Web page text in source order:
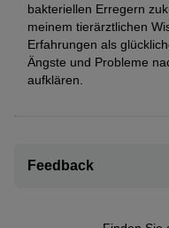
bakteriellen Erregern
meinem tierärztlichen
Erfahrungen als
Ängste und Probleme
aufklären.
Feedback